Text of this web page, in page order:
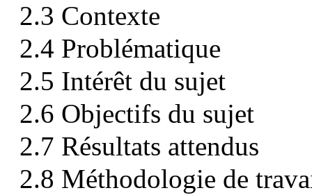
2.3 Contexte
2.4 Problématique
2.5 Intérêt du sujet
2.6 Objectifs du sujet
2.7 Résultats attendus
2.8 Méthodologie de